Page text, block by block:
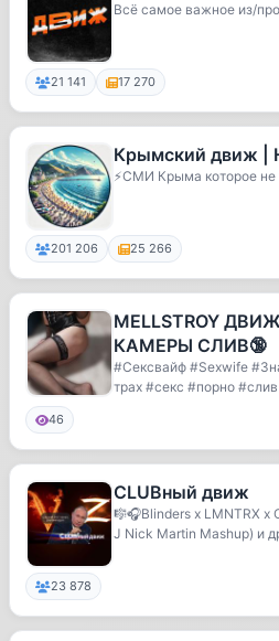
Всё самое важное из/
21 141 17 270
Крымский движ |
⚡️СМИ Крыма которое не
201 206 25 266
MELLSTROY
КАМЕРЫ СЛИВ🔞
#Сексвайф #Sexwife
трах #секс #порно
46
CLUBный движ
🎼🎧Blinders x LMNTRX x
J Nick Martin Mashup) и
23 878